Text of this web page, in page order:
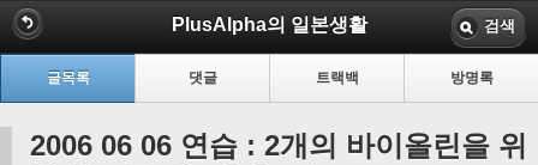
PlusAlpha의 일본생활 검색
글목록 댓글 트랙백 방명록
2006 06 06 연습 : 2개의 바이올린을 위